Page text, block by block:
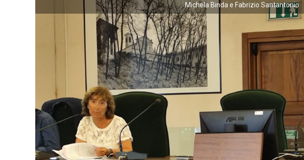
Michela Binda e Fabrizio Santantonio